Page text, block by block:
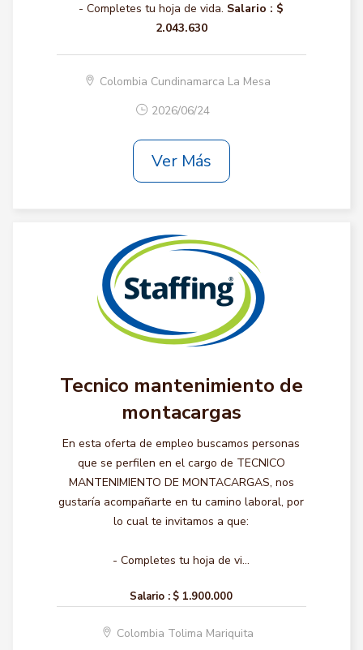
- Completes tu hoja de vida. Salario : $
2.043.630
Colombia Cundinamarca La Mesa
2026/06/24
Ver Más
Tecnico mantenimiento de
montacargas
En esta oferta de empleo buscamos personas
que se perfilen en el cargo de TECNICO
MANTENIMIENTO DE MONTACARGAS, nos
gustaría acompañarte en tu camino laboral, por
lo cual te invitamos a que:
- Completes tu hoja de vi...
Salario : $ 1.900.000
Colombia Tolima Mariquita